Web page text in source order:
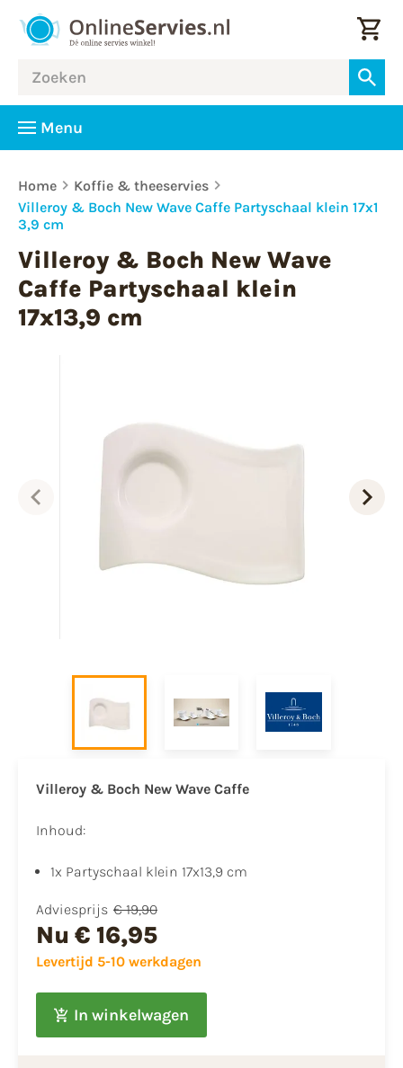
Menu
Home
Koffie & theeservies
Villeroy & Boch New Wave Caffe Partyschaal klein 17x1
3,9 cm
Villeroy & Boch New Wave
Caffe Partyschaal klein
17x13,9 cm
Villeroy & Boch New Wave Caffe
Inhoud:
1x Partyschaal klein 17x13,9 cm
Adviesprijs € 19,90
Nu € 16,95
Levertijd 5-10 werkdagen
In winkelwagen